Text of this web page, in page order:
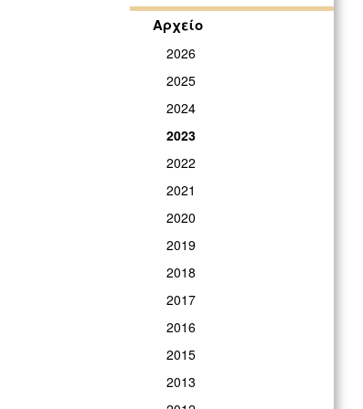
Αρχείο
2026
2025
2024
2023
2022
2021
2020
2019
2018
2017
2016
2015
2013